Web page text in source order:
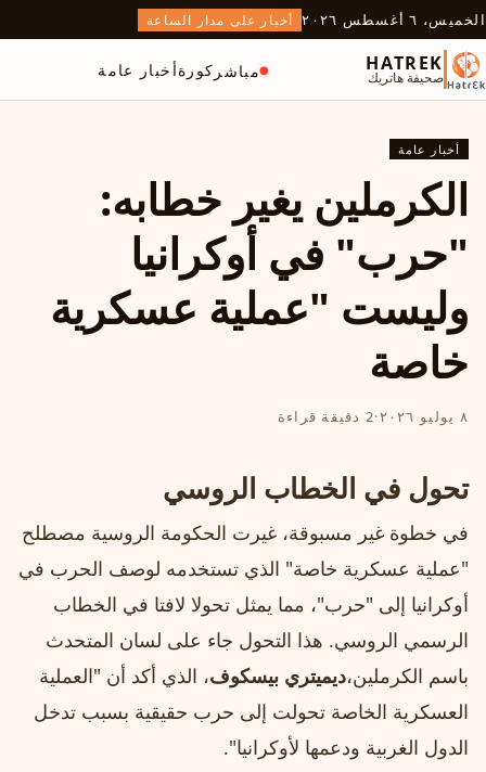
الخميس، ٦ أغسطس ٢٠٢٦ أخبار على مدار الساعة
HATREK
صحيفة هاتريك مباشر كورةأخبار عامة
أخبار عامة
الكرملين يغير خطابه:
"حرب" في أوكرانيا
وليست "عملية عسكرية
خاصة
٨ يوليو ٢٠٢٦ ·2 دقيقة قراءة
تحول في الخطاب الروسي
في خطوة غير مسبوقة، غيرت الحكومة الروسية مصطلح
"عملية عسكرية خاصة" الذي تستخدمه لوصف الحرب في
أوكرانيا إلى "حرب"، مما يمثل تحولا لافتا في الخطاب
الرسمي الروسي. هذا التحول جاء على لسان المتحدث
باسم الكرملين،ديميتري بيسكوف، الذي أكد أن "العملية
العسكرية الخاصة تحولت إلى حرب حقيقية بسبب تدخل
الدول الغربية ودعمها لأوكرانيا".